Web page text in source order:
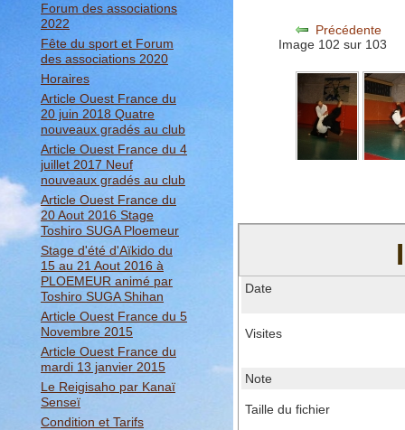
Forum des associations
2022
Fête du sport et Forum
des associations 2020
Horaires
Article Ouest France du
20 juin 2018 Quatre
nouveaux gradés au club
Article Ouest France du 4
juillet 2017 Neuf
nouveaux gradés au club
Article Ouest France du
20 Aout 2016 Stage
Toshiro SUGA Ploemeur
Stage d'été d'Aïkido du
15 au 21 Aout 2016 à
PLOEMEUR animé par
Toshiro SUGA Shihan
Article Ouest France du 5
Novembre 2015
Article Ouest France du
mardi 13 janvier 2015
Le Reigisaho par Kanaï
Senseï
Condition et Tarifs
Précédente
Image 102 sur 103
Date
Visites
Note
Taille du fichier